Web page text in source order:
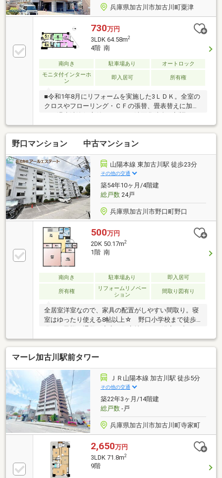
兵庫県加古川市加古川町粟津
730万円
3LDK 64.58m2
4階 南
南向き 駐車場あり
オートロック
モニタ付インターホ
ン
即入居可 所有権
■令和1年8月にリフォームを実施した3ＬＤＫ。全室の
クロスやフローリング・ＣＦの張替、畳表替えに加
階・南向きで日当たりやバルコニーからの眺望も良好
です。
野口マンション 中古マンション
山陽本線 東加古川駅 徒歩23分
その他の交通
築54年10ヶ月/4階建
総戸数24戸
兵庫県加古川市野口町野口
500万円
2DK 50.17m2
1階 南
南向き 駐車場あり 即入居可
所有権
リフォームリノベー
ション
間取り図有り
全居室洋室なので、家具の配置がしやすい間取り。寝
室はゆったり使える8帖以上☆ 野口小学校まで徒歩3
るので、換気がしやすくカビの発生を抑えられます♪
マーレ加古川駅前タワー
ＪＲ山陽本線 加古川駅 徒歩5分
その他の交通
築22年3ヶ月/14階建
総戸数-戸
兵庫県加古川市加古川町寺家町
2,650万円
3LDK 71.8m2
9階